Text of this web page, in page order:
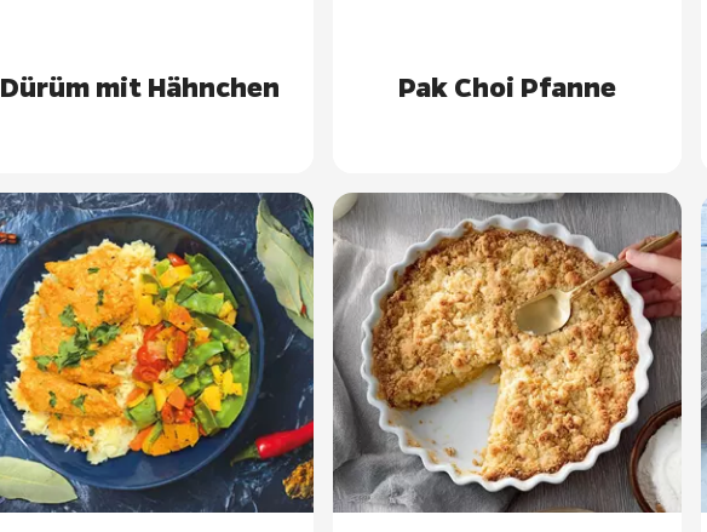
Dürüm mit Hähnchen Pak Choi Pfanne